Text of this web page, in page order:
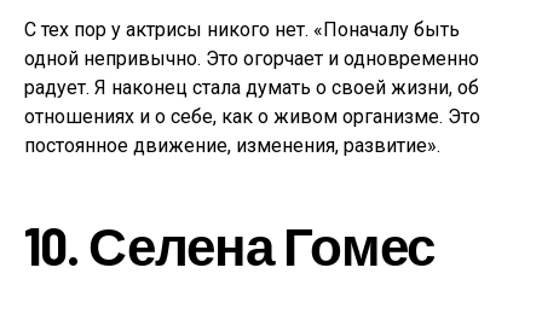
С тех пор у актрисы никого нет. «Поначалу быть
одной непривычно. Это огорчает и одновременно
радует. Я наконец стала думать о своей жизни, об
отношениях и о себе, как о живом организме. Это
постоянное движение, изменения, развитие».
10. Селена Гомес